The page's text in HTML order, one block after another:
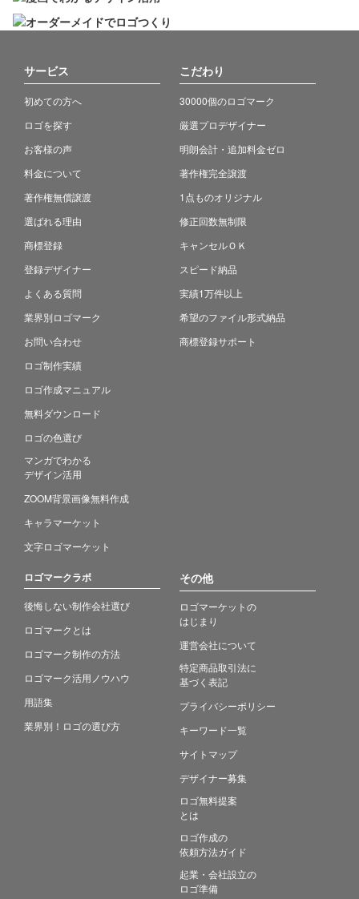
サービス
初めての方へ
ロゴを探す
お客様の声
料金について
著作権無償譲渡
選ばれる理由
商標登録
登録デザイナー
よくある質問
業界別ロゴマーク
お問い合わせ
ロゴ制作実績
ロゴ作成マニュアル
無料ダウンロード
ロゴの色選び
マンガでわかる
デザイン活用
ZOOM背景画像無料作成
キャラマーケット
文字ロゴマーケット
こだわり
30000個のロゴマーク
厳選プロデザイナー
明朗会計・追加料金ゼロ
著作権完全譲渡
1点ものオリジナル
修正回数無制限
キャンセルＯＫ
スピード納品
実績1万件以上
希望のファイル形式納品
商標登録サポート
ロゴマークラボ
後悔しない制作会社選び
ロゴマークとは
ロゴマーク制作の方法
ロゴマーク活用ノウハウ
用語集
業界別！ロゴの選び方
その他
ロゴマーケットの
はじまり
運営会社について
特定商品取引法に
基づく表記
プライバシーポリシー
キーワード一覧
サイトマップ
デザイナー募集
ロゴ無料提案
とは
ロゴ作成の
依頼方法ガイド
起業・会社設立の
ロゴ準備